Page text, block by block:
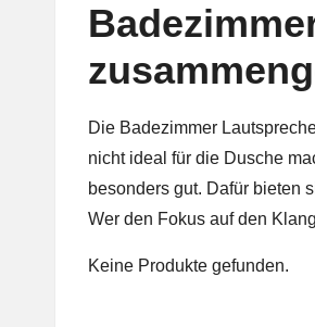
Die Badezimmer
nicht ideal für die Dusche
besonders gut. Dafür bieten
Wer den Fokus auf den
Keine Produkte gefunden.